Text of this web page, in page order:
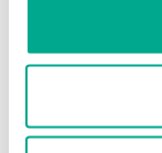
BlindEagle vuela
Kaspersky
del APT
individuos en
América Latina.